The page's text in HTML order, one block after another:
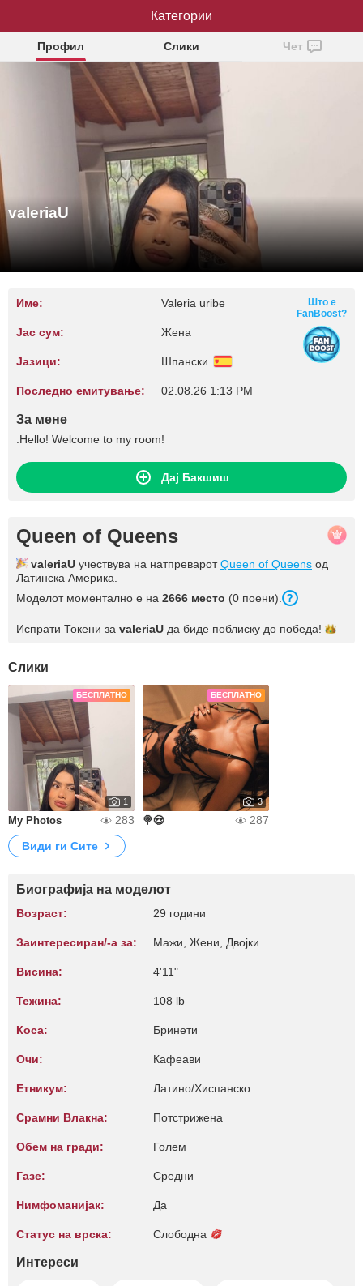
valeriaU
Профил Слики Чет
valeriaU
Име: Valeria uribe
Јас сум: Жена
Јазици: Шпански
Последно емитување: 02.08.26 1:13 PM
Што е
FanBoost?
За мене
.Hello! Welcome to my room!
Дај Бакшиш
Queen of Queens
valeriaU учествува на натпреваротQueen of Queens од
Латинска Америка.
Моделот моментално е на 2666 место (0 поени).
Испрати Токени за valeriaU да биде поблиску до победа!
Слики
БЕСПЛАТНО
1
My Photos 283
БЕСПЛАТНО
3
🍭😍
287
Види ги Сите
Биографија на моделот
Возраст: 29 години
Заинтересиран/-а за: Мажи, Жени, Двојки
Висина: 4'11"
Тежина: 108 lb
Коса: Бринети
Очи: Кафеави
Етникум: Латино/Хиспанско
Срамни Влакна: Потстрижена
Обем на гради: Голем
Газе: Средни
Нимфоманијак: Да
Статус на врска: Слободна
Интереси
Категории